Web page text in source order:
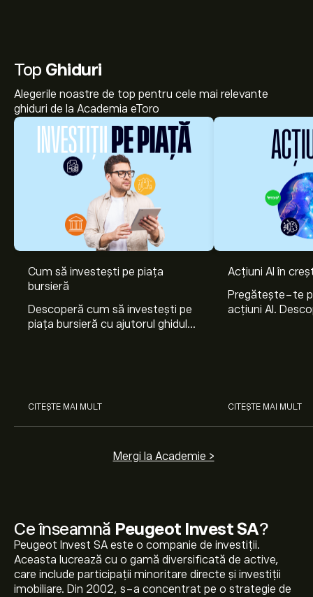
Ce înseamnă Peugeot Invest SA?
Peugeot Invest SA este o companie de investiții.
Aceasta lucrează cu o gamă diversificată de active,
care include participații minoritare directe și investiții
imobiliare. Din 2002, s-a concentrat pe o strategie de
Top Ghiduri
Alegerile noastre de top pentru cele mai relevante
ghiduri de la Academia eToro
Cum să investești pe piața
bursieră
Descoperă cum să investești pe
piața bursieră cu ajutorul ghidului
CITEȘTE MAI MULT
Acțiuni AI în
Pregătește-te
acțiuni AI.
CITEȘTE MAI MULT
Mergi la Academie >